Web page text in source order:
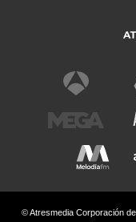
© Atresmedia Corporación